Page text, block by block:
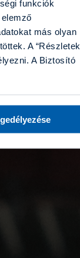
funkciók
más olyan
A “Részletek
A Biztosító